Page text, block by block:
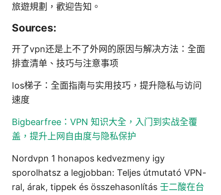
旅遊規劃，歡迎告知。
Sources:
开了vpn还是上不了外网的原因与解决方法：全面
排查清单、技巧与注意事项
Ios梯子：全面指南与实用技巧，提升隐私与访问
速度
Bigbearfree：VPN 知识大全，入门到实战全覆
盖，提升上网自由度与隐私保护
Nordvpn 1 honapos kedvezmeny igy
sporolhatsz a legjobban: Teljes útmutató VPN-
ral, árak, tippek és összehasonlítás 壬二酸在台